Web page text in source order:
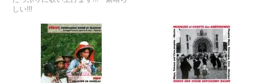
しい!!!